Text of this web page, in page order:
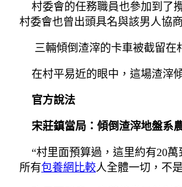
村委會的任務職員也參加到了
村委會也曾出頭具名與該男人協
三輛傾倒渣滓的卡車被截留在
在村平易近的眼中，這場渣滓
官方說法
宋莊鎮當局：傾倒渣滓地盤系
“村里面預算過，這里約有20萬
所有包養網比較人全體一切，不